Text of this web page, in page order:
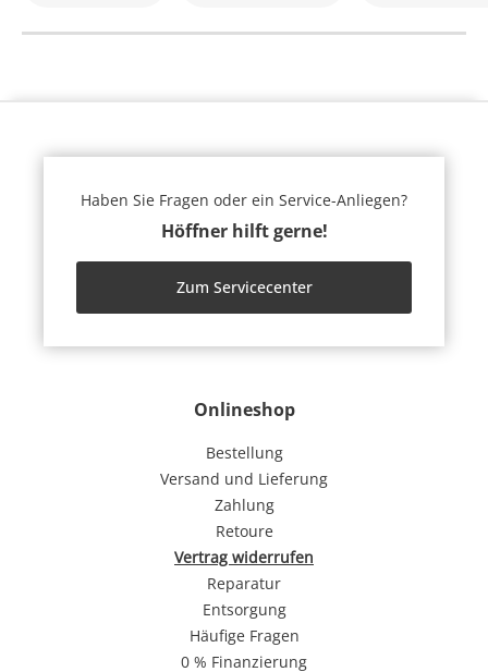
Onlineshop
Bestellung
Versand und Lieferung
Zahlung
Retoure
Vertrag widerrufen
Reparatur
Entsorgung
Häufige Fragen
0 % Finanzierung
Haben Sie Fragen oder ein Service-Anliegen?
Höffner hilft gerne!
Zum Servicecenter